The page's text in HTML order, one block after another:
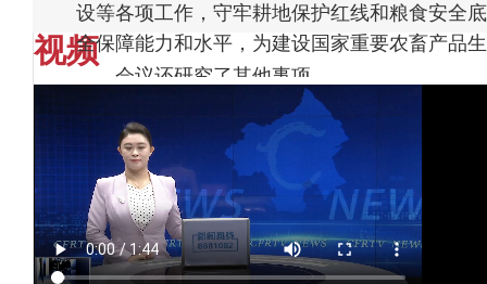
设等各项工作，守牢耕地保护红线和粮食安全
全保障能力和水平，为建设国家重要农畜产品
会议还研究了其他事项。
会上集体学习了《中华人民共和国劳动法
副市长张国华、赵财胜、孙海涛、赵志刚
书长张志伟出席会议。
视频